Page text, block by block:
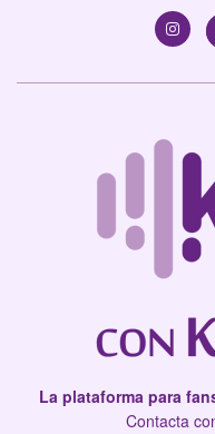
La plataforma para
Contacta